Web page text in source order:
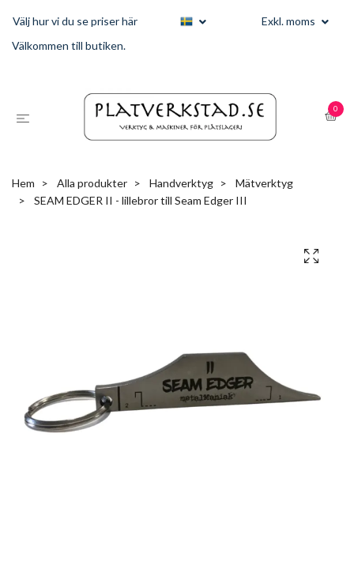
Välj hur vi du se priser här
Exkl. moms
Välkommen till butiken.
0
Hem Alla produkter Handverktyg
Mätverktyg
SEAM EDGER II - lillebror till Seam Edger III